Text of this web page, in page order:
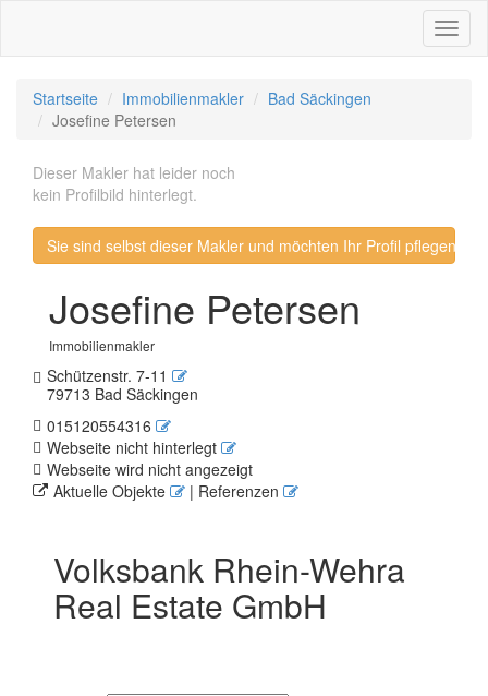
Startseite Immobilienmakler
Bad Säckingen
Josefine Petersen
Dieser Makler hat leider noch
kein Profilbild hinterlegt.
Sie sind selbst dieser Makler und möchten Ihr Profil pflegen?
Josefine Petersen
Immobilienmakler
Schützenstr. 7-11
79713 Bad Säckingen
015120554316
Webseite nicht hinterlegt
Webseite wird nicht angezeigt
Aktuelle Objekte
| Referenzen
Volksbank Rhein-Wehra
Real Estate GmbH